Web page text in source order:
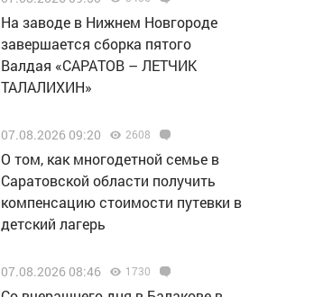
Н️а заводе в Нижнем Новгороде
завершается сборка пятого
Валдая «САРАТОВ – ЛЕТЧИК
ТАЛАЛИХИН»
07.08.2026 09:20 2608
О том, как многодетной семье в
Саратовской области получить
компенсацию стоимости путевки в
детский лагерь
07.08.2026 08:46 1730